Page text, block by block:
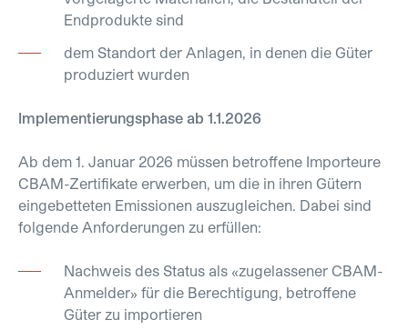
Endprodukte sind
dem Standort der Anlagen, in denen die Güter
produziert wurden
Implementierungsphase ab 1.1.2026
Ab dem 1. Januar 2026 müssen betroffene Importeure
CBAM-Zertifikate erwerben, um die in ihren Gütern
eingebetteten Emissionen auszugleichen. Dabei sind
folgende Anforderungen zu erfüllen:
Nachweis des Status als «zugelassener CBAM-
Anmelder» für die Berechtigung, betroffene
Güter zu importieren